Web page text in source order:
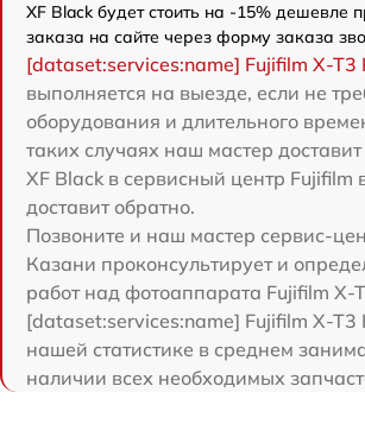
XF Black будет стоить на -15% дешевле
заказа на сайте через форму заказа
[dataset:services:name] Fujifilm X-T3
выполняется на выезде, если не
оборудования и длительного
таких случаях наш мастер
XF Black в сервисный центр Fujifilm
доставит обратно.
Позвоните и наш мастер сервис-
Казани проконсультирует и
работ над фотоаппарата Fujifilm X-
[dataset:services:name] Fujifilm X-T3
нашей статистике в среднем
наличии всех необходимых